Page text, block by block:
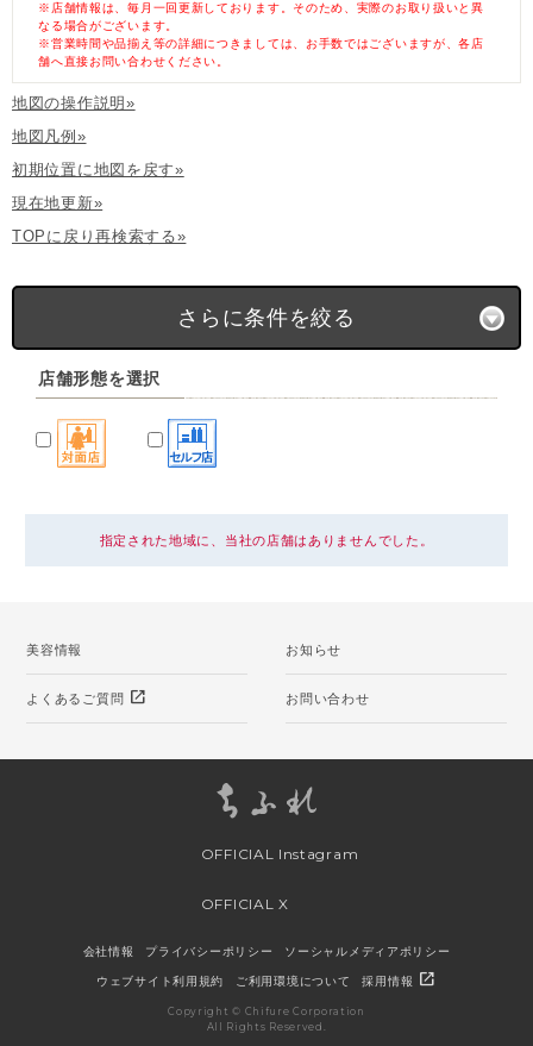
※店舗情報は、毎月一回更新しております。そのため、実際のお取り扱いと異
なる場合がございます。
※営業時間や品揃え等の詳細につきましては、お手数ではございますが、各店
舗へ直接お問い合わせください。
地図の操作説明»
地図凡例»
初期位置に地図を戻す»
現在地更新»
TOPに戻り再検索する»
さらに条件を絞る
店舗形態を選択
指定された地域に、当社の店舗はありませんでした。
美容情報 お知らせ
よくあるご質問 open_in_new お問い合わせ
OFFICIAL Instagram
OFFICIAL X
会社情報 プライバシーポリシー ソーシャルメディアポリシー
ウェブサイト利用規約 ご利用環境について 採用情報 open_in_new
Copyright © Chifure Corporation
All Rights Reserved.